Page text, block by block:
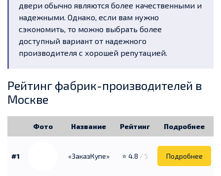
двери обычно являются более качественными и
надежными. Однако, если вам нужно
сэкономить, то можно выбрать более
доступный вариант от надежного
производителя с хорошей репутацией.
Рейтинг фабрик-производителей в
Москве
Фото Название Рейтинг Подробнее
#1 «ЗаказКупе» ⭐ 4.8 / 5 Подробнее